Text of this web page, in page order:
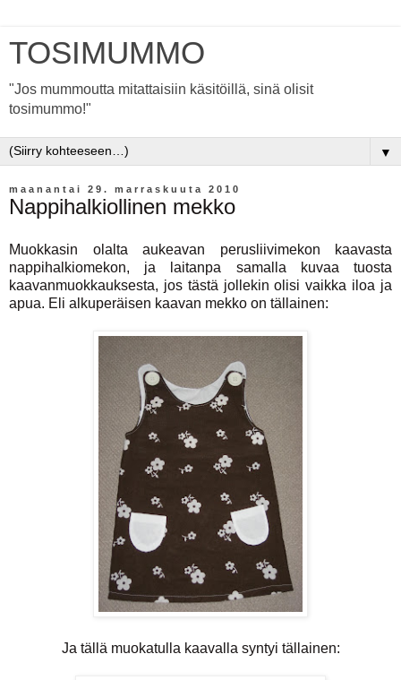
TOSIMUMMO
"Jos mummoutta mitattaisiin käsitöillä, sinä olisit
tosimummo!"
▼
maanantai 29. marraskuuta 2010
Nappihalkiollinen mekko
Muokkasin olalta aukeavan perusliivimekon kaavasta
nappihalkiomekon, ja laitanpa samalla kuvaa tuosta
kaavanmuokkauksesta, jos tästä jollekin olisi vaikka iloa ja
apua. Eli alkuperäisen kaavan mekko on tällainen:
Ja tällä muokatulla kaavalla syntyi tällainen: